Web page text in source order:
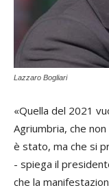
Lazzaro Bogliari
«Quella del 2021
Agriumbria, che
è stato, ma che si
- spiega il
che la